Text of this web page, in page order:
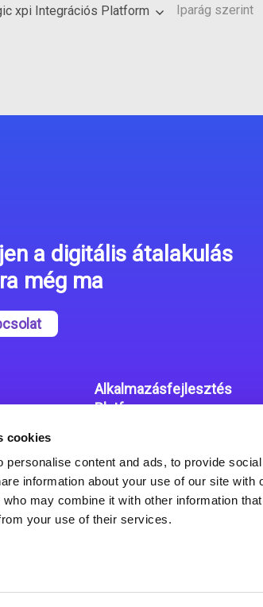
cookies
personalise content and ads, to provide
information about your use of our site with
may combine it with other information
your use of their services.
xpi Integrációs Platform Iparág szerint
a digitális átalakulás
még ma
Alkalmazásfejlesztés
Platform
platform
Magic xpa Web
Keretrendszer